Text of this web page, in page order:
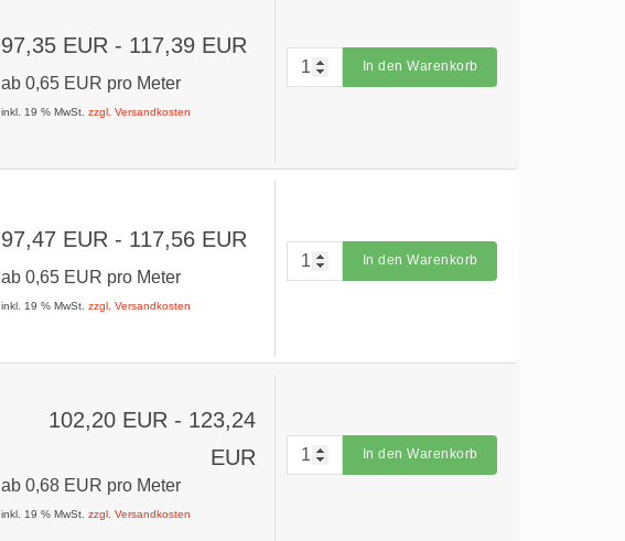
97,35 EUR - 117,39 EUR
ab0,65 EUR pro Meter
inkl. 19 % MwSt.zzgl. Versandkosten
In den Warenkorb
97,47 EUR - 117,56 EUR
ab0,65 EUR pro Meter
inkl. 19 % MwSt.zzgl. Versandkosten
In den Warenkorb
102,20 EUR - 123,24
EUR
ab0,68 EUR pro Meter
inkl. 19 % MwSt.zzgl. Versandkosten
In den Warenkorb